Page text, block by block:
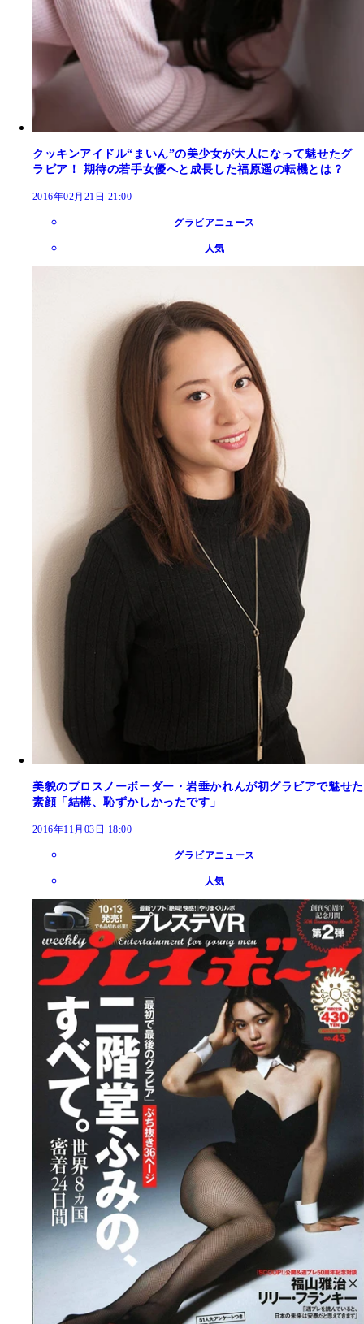
クッキンアイドル“まいん”の美少女が大人になって魅せたグ
ラビア！ 期待の若手女優へと成長した福原遥の転機とは？
2016年02月21日 21:00
グラビアニュース
人気
美貌のプロスノーボーダー・岩垂かれんが初グラビアで魅せた
素顔「結構、恥ずかしかったです」
2016年11月03日 18:00
グラビアニュース
人気